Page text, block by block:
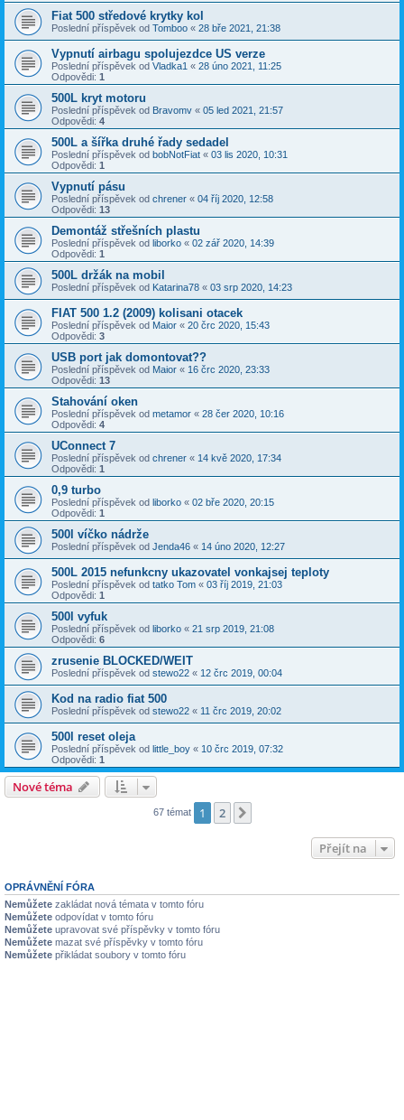
Fiat 500 středové krytky kol
Poslední příspěvek od Tomboo « 28 bře 2021, 21:38
Vypnutí airbagu spolujezdce US verze
Poslední příspěvek od Vladka1 « 28 úno 2021, 11:25
Odpovědi: 1
500L kryt motoru
Poslední příspěvek od Bravomv « 05 led 2021, 21:57
Odpovědi: 4
500L a šířka druhé řady sedadel
Poslední příspěvek od bobNotFiat « 03 lis 2020, 10:31
Odpovědi: 1
Vypnutí pásu
Poslední příspěvek od chrener « 04 říj 2020, 12:58
Odpovědi: 13
Demontáž střešních plastu
Poslední příspěvek od liborko « 02 zář 2020, 14:39
Odpovědi: 1
500L držák na mobil
Poslední příspěvek od Katarina78 « 03 srp 2020, 14:23
FIAT 500 1.2 (2009) kolisani otacek
Poslední příspěvek od Maior « 20 črc 2020, 15:43
Odpovědi: 3
USB port jak domontovat??
Poslední příspěvek od Maior « 16 črc 2020, 23:33
Odpovědi: 13
Stahování oken
Poslední příspěvek od metamor « 28 čer 2020, 10:16
Odpovědi: 4
UConnect 7
Poslední příspěvek od chrener « 14 kvě 2020, 17:34
Odpovědi: 1
0,9 turbo
Poslední příspěvek od liborko « 02 bře 2020, 20:15
Odpovědi: 1
500l víčko nádrže
Poslední příspěvek od Jenda46 « 14 úno 2020, 12:27
500L 2015 nefunkcny ukazovatel vonkajsej teploty
Poslední příspěvek od tatko Tom « 03 říj 2019, 21:03
Odpovědi: 1
500l vyfuk
Poslední příspěvek od liborko « 21 srp 2019, 21:08
Odpovědi: 6
zrusenie BLOCKED/WEIT
Poslední příspěvek od stewo22 « 12 črc 2019, 00:04
Kod na radio fiat 500
Poslední příspěvek od stewo22 « 11 črc 2019, 20:02
500l reset oleja
Poslední příspěvek od little_boy « 10 črc 2019, 07:32
Odpovědi: 1
Nové téma
67 témat 1 2
Přejít na
OPRÁVNĚNÍ FÓRA
Nemůžete zakládat nová témata v tomto fóru
Nemůžete odpovídat v tomto fóru
Nemůžete upravovat své příspěvky v tomto fóru
Nemůžete mazat své příspěvky v tomto fóru
Nemůžete přikládat soubory v tomto fóru